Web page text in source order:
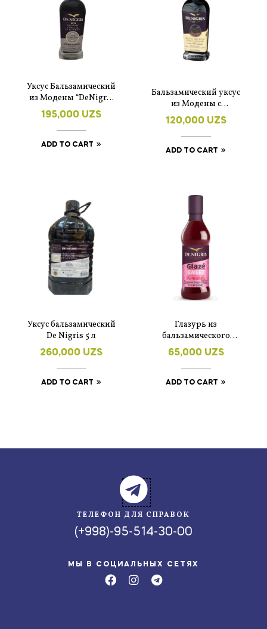
Уксус Бальзамический
из Модены “DeNigris
Platinum” 250 мл.
195,000 UZS
ADD TO CART
Бальзамический уксус
из Модены с
трюфелями 250 мл.
120,000 UZS
ADD TO CART
Уксус бальзамический
De Nigris 5 л
260,000 UZS
ADD TO CART
Глазурь из
бальзамического
уксуса со вкусом
малины De Nigris 250
мл
65,000 UZS
ADD TO CART
ТЕЛЕФОН ДЛЯ СПРАВОК
(+998)-95-514-30-00
МЫ В СОЦИАЛЬНЫХ СЕТЯХ